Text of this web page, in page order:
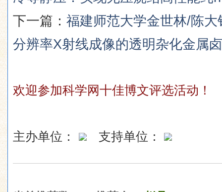
下一篇： 福建师范大学金世林/陈
分辨率X射线成像的透明杂化金属
欢迎参加科学网十佳博文评选活动！
主办单位： 支持单位：